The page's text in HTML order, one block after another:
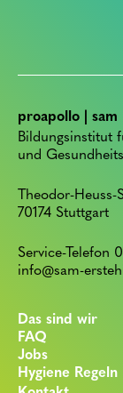
proapollo | sam
Bildungsinstitut
und
Theodor-Heuss-
70174 Stuttgart
Service-Telefon
info@sam-
Das sind wir
FAQ
Jobs
Hygiene Regeln